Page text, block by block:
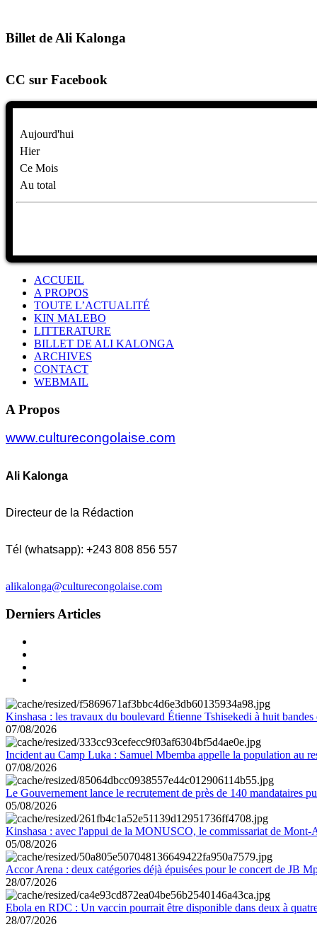
Billet de Ali Kalonga
CC sur Facebook
Aujourd'hui
Hier
Ce Mois
Au total
ACCUEIL
A PROPOS
TOUTE L’ACTUALITÉ
KIN MALEBO
LITTERATURE
BILLET DE ALI KALONGA
ARCHIVES
CONTACT
WEBMAIL
A Propos
www.culturecongolaise.com
Ali Kalonga
Directeur de la Rédaction
Tél (whatsapp): +243 808 856 557
alikalonga@culturecongolaise.com
Derniers Articles
Kinshasa : les travaux du boulevard Étienne Tshisekedi à huit
07/08/2026
Incident au Camp Luka : Samuel Mbemba appelle la population au
07/08/2026
Le Gouvernement lance le recrutement de près de 140 mandataires
05/08/2026
Kinshasa : avec l'appui de la MONUSCO, le commissariat de Mont-
05/08/2026
Accor Arena : deux catégories déjà épuisées pour le concert de JB
28/07/2026
Ebola en RDC : Un vaccin pourrait être disponible dans deux à
28/07/2026